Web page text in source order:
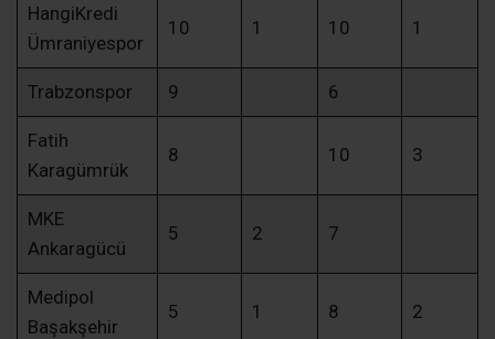
HangiKredi
Ümraniyespor
10 1 10 1
Trabzonspor 9 6
Fatih
Karagümrük
8 10 3
MKE
Ankaragücü
5 2 7
Medipol
Başakşehir
5 1 8 2